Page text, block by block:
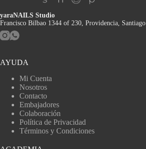
yaraNAILS Studio
Francisco Bilbao 1344 of 230, Providencia, Santiago
AYUDA
Mi Cuenta
Nosotros
Contacto
Embajadores
Colaboración
Política de Privacidad
Términos y Condiciones